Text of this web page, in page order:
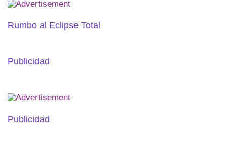
Rumbo al Eclipse Total
Publicidad
Publicidad